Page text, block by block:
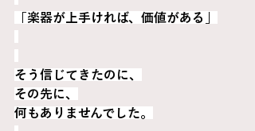
「楽器が上手ければ、価値がある」
そう信じてきたのに、
その先に、
何もありませんでした。